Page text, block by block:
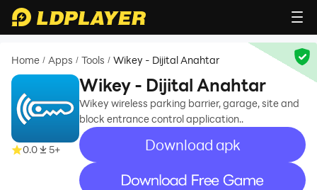
Home / Apps / Tools / Wikey - Dijital Anahtar
0.0 5+
Wikey - Dijital Anahtar
Wikey wireless parking barrier, garage, site and
block entrance control application..
Download apk
recommend